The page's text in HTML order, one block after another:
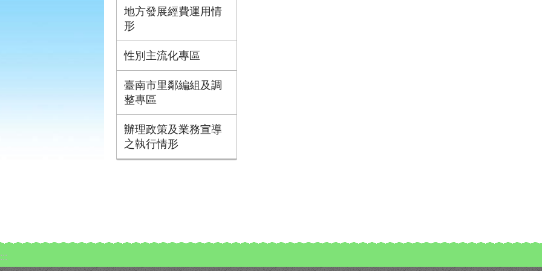
地方發展經費運用情
形
性別主流化專區
臺南市里鄰編組及調
整專區
辦理政策及業務宣導
之執行情形
:::